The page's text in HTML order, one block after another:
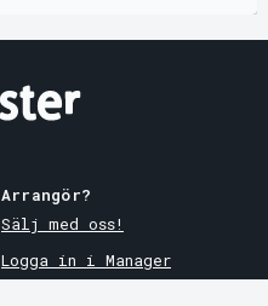
Arrangör?
Sälj med oss!
Logga in i Manager